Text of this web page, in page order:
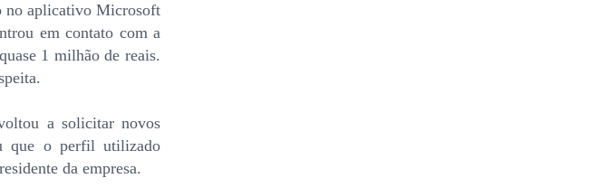
no aplicativo Microsoft
em contato com a
1 milhão de reais.
a solicitar novos
que o perfil utilizado
da empresa.